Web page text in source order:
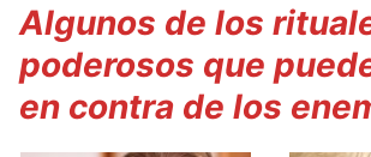
Algunos de los
poderosos que
en contra de los